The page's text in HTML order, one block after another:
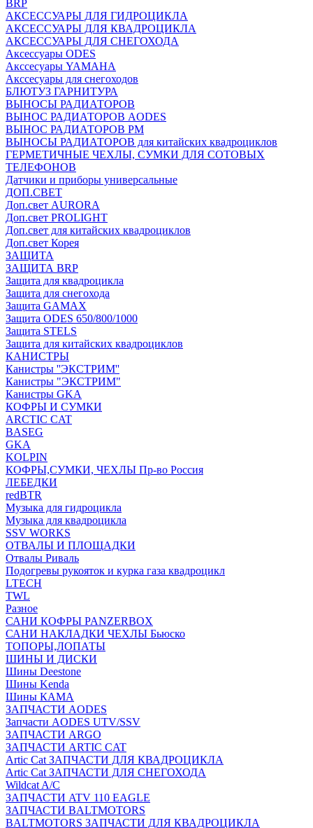
BRP
АКСЕССУАРЫ ДЛЯ ГИДРОЦИКЛА
АКСЕССУАРЫ ДЛЯ КВАДРОЦИКЛА
АКСЕССУАРЫ ДЛЯ СНЕГОХОДА
Аксессуары ODES
Акссесуары YAMAHA
Акссесуары для снегоходов
БЛЮТУЗ ГАРНИТУРА
ВЫНОСЫ РАДИАТОРОВ
ВЫНОС РАДИАТОРОВ AODES
ВЫНОС РАДИАТОРОВ РМ
ВЫНОСЫ РАДИАТОРОВ для китайских квадроциклов
ГЕРМЕТИЧНЫЕ ЧЕХЛЫ, СУМКИ ДЛЯ СОТОВЫХ
ТЕЛЕФОНОВ
Датчики и приборы универсальные
ДОП.СВЕТ
Доп.свет AURORA
Доп.свет PROLIGHT
Доп.свет для китайских квадроциклов
Доп.свет Корея
ЗАЩИТА
ЗАЩИТА BRP
Защита для квадроцикла
Защита для снегохода
Защита GAMAX
Защита ODES 650/800/1000
Защита STELS
Защита для китайских квадроциклов
КАНИСТРЫ
Канистры ''ЭКСТРИМ''
Канистры "ЭКСТРИМ"
Канистры GKA
КОФРЫ И СУМКИ
ARCTIC CAT
BASEG
GKA
KOLPIN
КОФРЫ,СУМКИ, ЧЕХЛЫ Пр-во Россия
ЛЕБЕДКИ
redBTR
Музыка для гидроцикла
Музыка для квадроцикла
SSV WORKS
ОТВАЛЫ И ПЛОЩАДКИ
Отвалы Риваль
Подогревы рукояток и курка газа квадроцикл
LTECH
TWL
Разное
САНИ КОФРЫ PANZERBOX
САНИ НАКЛАДКИ ЧЕХЛЫ Бьюско
ТОПОРЫ,ЛОПАТЫ
ШИНЫ И ДИСКИ
Шины Deestone
Шины Kenda
Шины КАМА
ЗАПЧАСТИ AODES
Запчасти AODES UTV/SSV
ЗАПЧАСТИ ARGO
ЗАПЧАСТИ ARTIC CAT
Artic Cat ЗАПЧАСТИ ДЛЯ КВАДРОЦИКЛА
Artic Cat ЗАПЧАСТИ ДЛЯ СНЕГОХОДА
Wildcat A/C
ЗАПЧАСТИ ATV 110 EAGLE
ЗАПЧАСТИ BALTMOTORS
BALTMOTORS ЗАПЧАСТИ ДЛЯ КВАДРОЦИКЛА